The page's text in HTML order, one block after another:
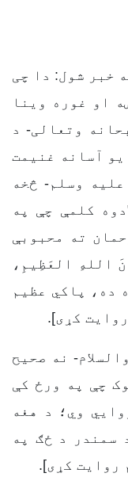
خبر شول: دا چی
او غوره وینا
وتعالی- د
آسانه غنیمت
وسلم- څخه
کلمې چې په
ته محبوبې
اللهِ العَظِيمِ،
ده، پاکي عظیم
کړی].
نه صحیح
چې په ورځ کې
وي؛ د هغه
سمندر د ځګ په
روایت کړی].